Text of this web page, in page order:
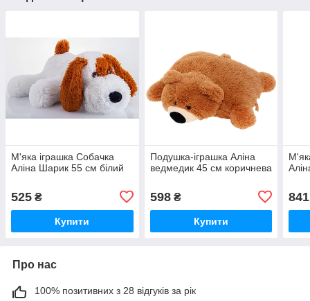
М'яка іграшка Собачка
Аліна Шарик 55 см білий
525 ₴
Купити
Подушка-іграшка Аліна
ведмедик 45 см коричнева
598₴
Купити
841
Про нас
100% позитивних з 28 відгуків за рік